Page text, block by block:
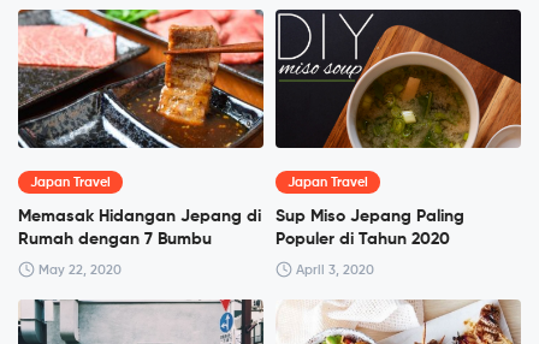
Japan Travel
Memasak Hidangan Jepang di
Rumah dengan 7 Bumbu
May 22, 2020
Japan Travel
Sup Miso Jepang Paling
Populer di Tahun 2020
April 3, 2020